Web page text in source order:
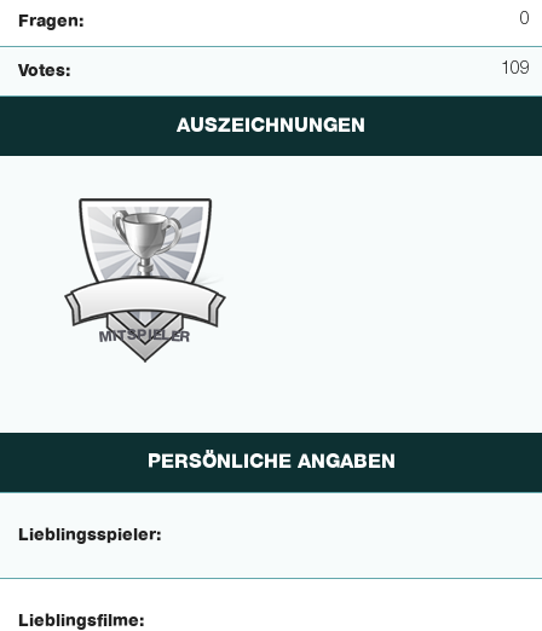
Fragen: 0
Votes: 109
AUSZEICHNUNGEN
MITSPIELER
PERSÖNLICHE ANGABEN
Lieblingsspieler:
Lieblingsfilme: